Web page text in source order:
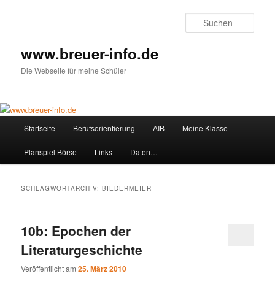
www.breuer-info.de
Die Webseite für meine Schüler
Startseite Berufsorientierung AIB Meine Klasse
Planspiel Börse Links Daten…
SCHLAGWORTARCHIV:BIEDERMEIER
10b: Epochen der
Literaturgeschichte
Veröffentlicht am25. März 2010